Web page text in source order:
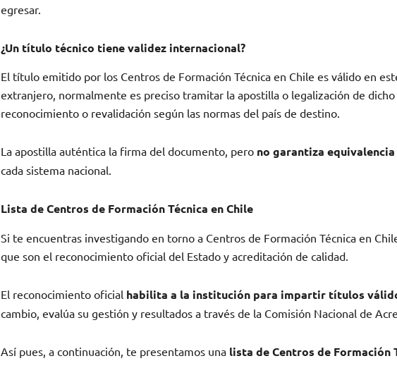
egresar.
¿Un título técnico tiene validez internacional?
El título emitido por los Centros de Formación Técnica en Chile es válido en
extranjero, normalmente es preciso tramitar la apostilla o legalización de
reconocimiento o revalidación según las normas del país de destino.
La apostilla auténtica la firma del documento, pero no garantiza
cada sistema nacional.
Lista de Centros de Formación Técnica en Chile
Si te encuentras investigando en torno a Centros de Formación Técnica en
que son el reconocimiento oficial del Estado y acreditación de calidad.
El reconocimiento oficial habilita a la institución para impartir títulos
cambio, evalúa su gestión y resultados a través de la Comisión Nacional de
Así pues, a continuación, te presentamos una lista de Centros de Formación